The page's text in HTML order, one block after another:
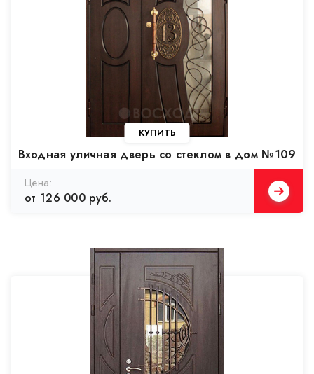
Входная уличная дверь со стеклом в дом №109
от 126 000 руб.